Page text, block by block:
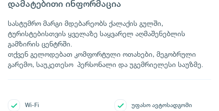
დამატებითი ინფორმაცია
სასტუმრო მარგი მდებარეობს ქალაქის გულში,
ტურისტებისთვის ყველაზე საყვარელ აღმაშენებლის
გამზირის ცენტრში.
თქვენ გელოდებათ კომფორტული ოთახები, მეგობრული
გარემო, საუკეთესო პერსონალი და უგემრიელესი საუზმე.
Wi-Fi უფასო ავტოსადგომი